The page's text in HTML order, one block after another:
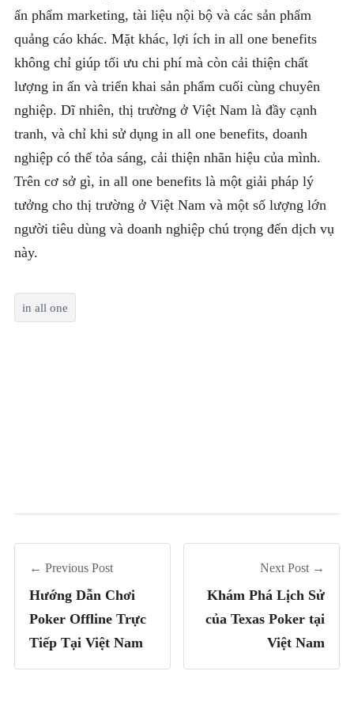
ấn phẩm marketing, tài liệu nội bộ và các sản phẩm
quảng cáo khác. Mặt khác, lợi ích in all one benefits
không chỉ giúp tối ưu chi phí mà còn cải thiện chất
lượng in ấn và triển khai sản phẩm cuối cùng chuyên
nghiệp. Dĩ nhiên, thị trường ở Việt Nam là đầy cạnh
tranh, và chỉ khi sử dụng in all one benefits, doanh
nghiệp có thể tỏa sáng, cải thiện nhãn hiệu của mình.
Trên cơ sở gì, in all one benefits là một giải pháp lý
tưởng cho thị trường ở Việt Nam và một số lượng lớn
người tiêu dùng và doanh nghiệp chú trọng đến dịch vụ
này.
in all one
← Previous Post
Hướng Dẫn Chơi
Poker Offline Trực
Tiếp Tại Việt Nam
Next Post →
Khám Phá Lịch Sử
của Texas Poker tại
Việt Nam